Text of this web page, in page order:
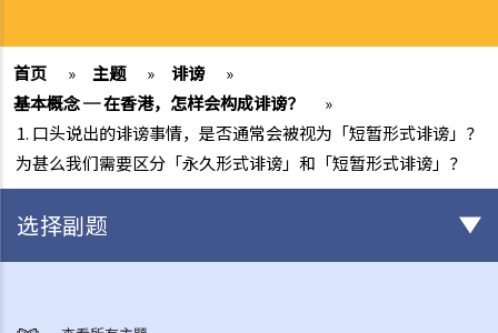
首页 » 主题 » 诽谤
»
基本概念 ─ 在香港，怎样会构成诽谤？
»
1. 口头说出的诽谤事情，是否通常会被视为「短暂形式诽谤」？
为甚么我们需要区分「永久形式诽谤」和「短暂形式诽谤」？
选择副题